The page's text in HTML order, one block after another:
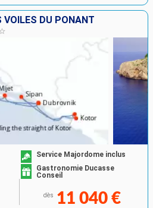
VOILES DU PONANT
Service Majordome inclus
Gastronomie Ducasse
Conseil
dès 11 040 €